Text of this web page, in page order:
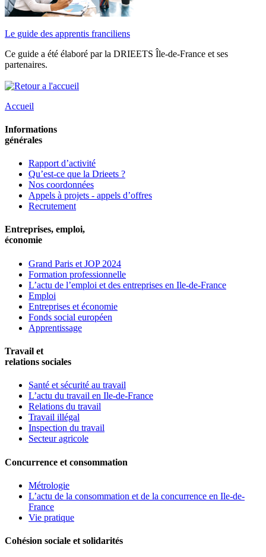
Le guide des apprentis franciliens
Ce guide a été élaboré par la DRIEETS Île-de-France et ses
partenaires.
Accueil
Informations
générales
Rapport d’activité
Qu’est-ce que la Drieets ?
Nos coordonnées
Appels à projets - appels d’offres
Recrutement
Entreprises, emploi,
économie
Grand Paris et JOP 2024
Formation professionnelle
L’actu de l’emploi et des entreprises en Ile-de-France
Emploi
Entreprises et économie
Fonds social européen
Apprentissage
Travail et
relations sociales
Santé et sécurité au travail
L’actu du travail en Ile-de-France
Relations du travail
Travail illégal
Inspection du travail
Secteur agricole
Concurrence et consommation
Métrologie
L’actu de la consommation et de la concurrence en Ile-de-
France
Vie pratique
Cohésion sociale et solidarités